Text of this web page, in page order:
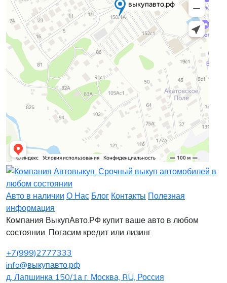
Заявка на лизинг
Заявка на комиссию
Заявка на кредит
Заявка на выкуп
Заполните, пожалуйста, форму.
Хочу заказать автомобиль
Заполните, пожалуйста, форму.
Оставить заявку
Авто в наличии О Нас Блог Контакты Полезная
информация
Компания ВыкупАвто.РФ купит ваше авто в любом
состоянии. Погасим кредит или лизинг.
+7(999)2777333
info@выкупавто.рф
д. Лапшинка 150/1а г. Москва, RU, Россия